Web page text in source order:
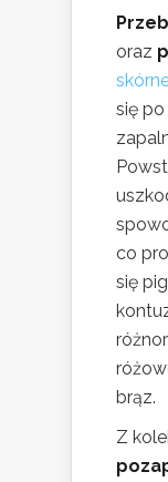
oraz
się
co
się
brąz.
Z kolei